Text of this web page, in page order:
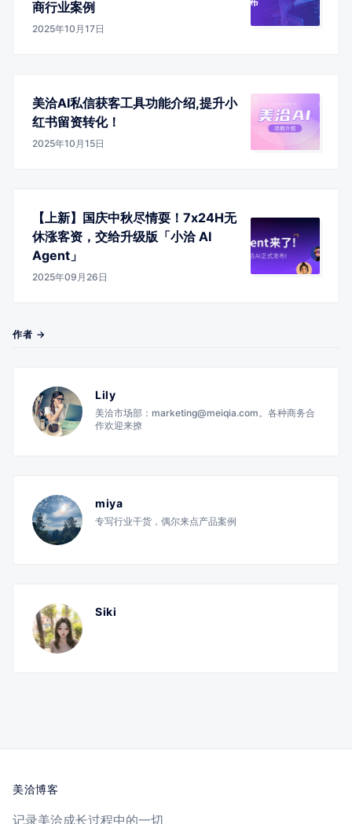
商行业案例
2025年10月17日
美洽AI私信获客工具功能介绍,提升小
红书留资转化！
2025年10月15日
【上新】国庆中秋尽情耍！7x24H无
休涨客资，交给升级版「小洽 AI
Agent」
2025年09月26日
作者 →
Lily
美洽市场部：marketing@meiqia.com。各种商务合
作欢迎来撩
miya
专写行业干货，偶尔来点产品案例
Siki
美洽博客
记录美洽成长过程中的一切